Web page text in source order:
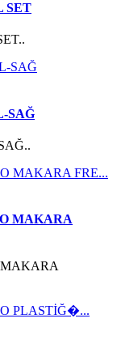
SET
SAĞ
MAKARA